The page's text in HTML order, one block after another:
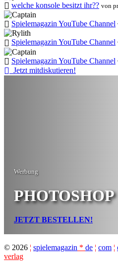
welche konsole besitzt ihr?? von
Spielemagazin YouTube Channel
Spielemagazin YouTube Channel
Spielemagazin YouTube Channel
Jetzt mitdiskutieren!
Werbung
PHOTOSHOP
JETZT BESTELLEN!
© 2026 ¦ spielemagazin * de ¦ com ¦
verlag